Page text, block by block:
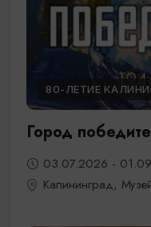
80-ЛЕТИЕ
Город
03.07.2026 -
Калининград,